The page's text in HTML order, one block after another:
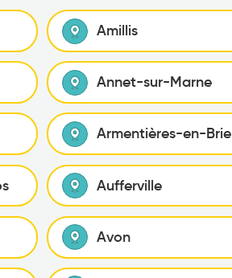
Amillis
Annet-sur-Marne
Armentières-en-Brie
Aufferville
Avon